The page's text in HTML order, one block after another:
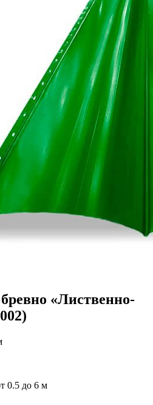
«Лиственно-
0.5 до 6 м